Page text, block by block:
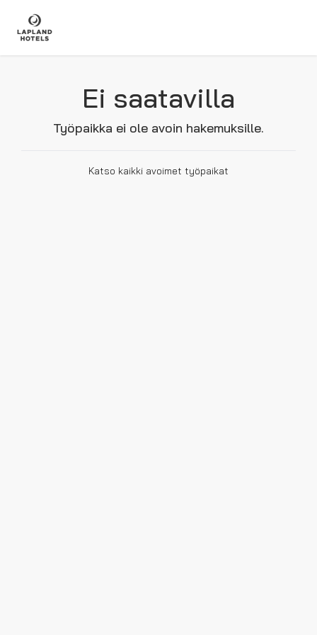
Ei saatavilla
Työpaikka ei ole avoin hakemuksille.
Katso kaikki avoimet työpaikat